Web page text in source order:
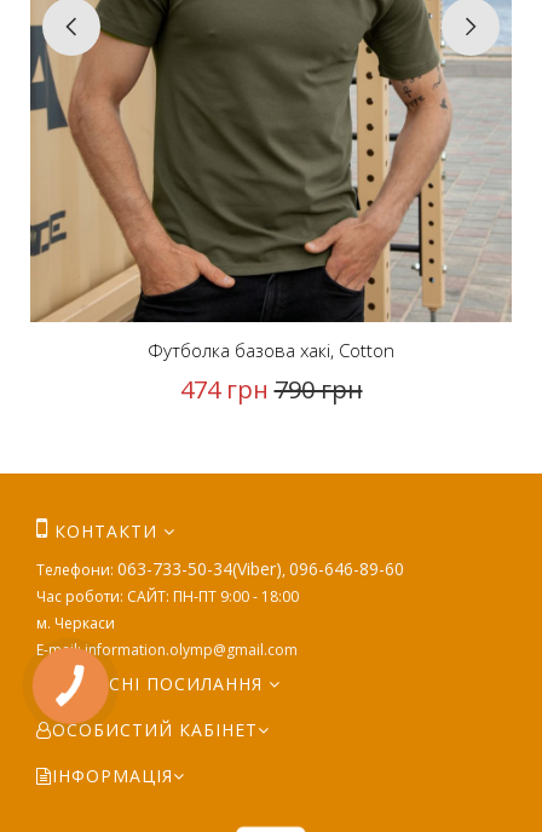
Футболка базова хакі, Cotton
474 грн 790 грн
КОНТАКТИ
Телефони: 063-733-50-34(Viber),096-646-89-60
Час роботи: САЙТ: ПН-ПТ 9:00 - 18:00
м. Черкаси
E-mail:information.olymp@gmail.com
КОРИСНІ ПОСИЛАННЯ
ОСОБИСТИЙ КАБІНЕТ
ІНФОРМАЦІЯ